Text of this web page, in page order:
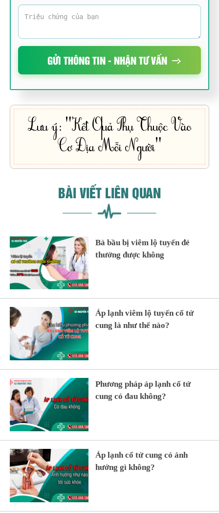
GỬI THÔNG TIN - NHẬN TƯ VẤN
Lưu ý: "Kết Quả Phụ Thuộc Vào
Cơ Địa Mỗi Người"
BÀI VIẾT LIÊN QUAN
Bà bầu bị viêm lộ tuyến đẻ
thường được không
Áp lạnh viêm lộ tuyến cổ tử
cung là như thế nào?
Phương pháp áp lạnh cổ tử
cung có đau không?
Áp lạnh cổ tử cung có ảnh
hưởng gì không?